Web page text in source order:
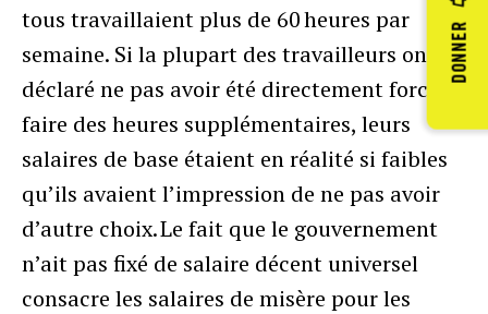
DONNER
tous travaillaient plus de 60 heures par
semaine. Si la plupart des travailleurs ont
déclaré ne pas avoir été directement forcés à
faire des heures supplémentaires, leurs
salaires de base étaient en réalité si faibles
qu’ils avaient l’impression de ne pas avoir
d’autre choix. Le fait que le gouvernement
n’ait pas fixé de salaire décent universel
consacre les salaires de misère pour les